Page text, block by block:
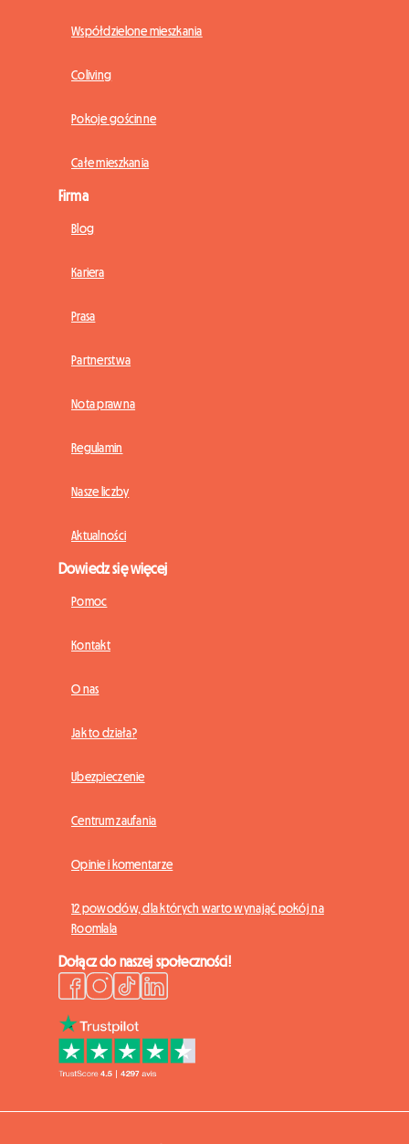
Współdzielone mieszkania
Coliving
Pokoje gościnne
Całe mieszkania
Firma
Blog
Kariera
Prasa
Partnerstwa
Nota prawna
Regulamin
Nasze liczby
Aktualności
Dowiedz się więcej
Pomoc
Kontakt
O nas
Jak to działa?
Ubezpieczenie
Centrum zaufania
Opinie i komentarze
12 powodów, dla których warto wynająć pokój na
Roomlala
Dołącz do naszej społeczności!